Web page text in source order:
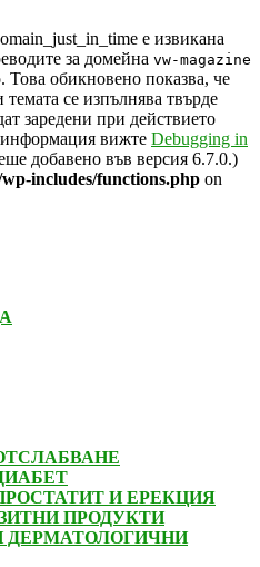
е извикана
за домейна vw-magazine
Това обикновено показва, че
се изпълнява твърде
заредени при действието
вижте Debugging in
добавено във версия 6.7.0.)
includes/functions.php on
И ЕРЕКЦИЯ
ПРОДУКТИ
ДЕРМАТОЛОГИЧНИ